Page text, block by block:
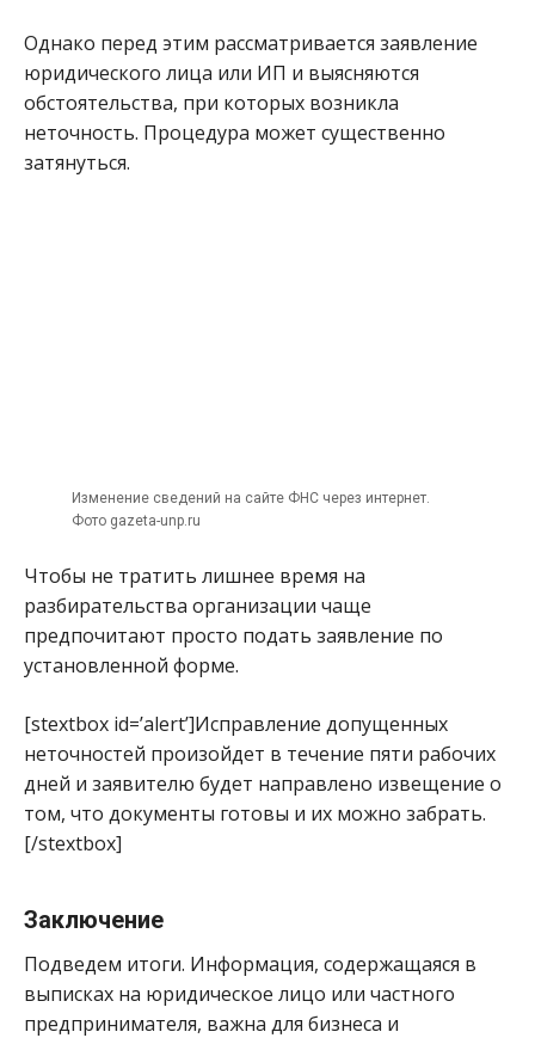
Однако перед этим рассматривается заявление
юридического лица или ИП и выясняются
обстоятельства, при которых возникла
неточность. Процедура может существенно
затянуться.
Изменение сведений на сайте ФНС через интернет.
Фото gazeta-unp.ru
Чтобы не тратить лишнее время на
разбирательства организации чаще
предпочитают просто подать заявление по
установленной форме.
[stextbox id=’alert’]Исправление допущенных
неточностей произойдет в течение пяти рабочих
дней и заявителю будет направлено извещение о
том, что документы готовы и их можно забрать.
[/stextbox]
Заключение
Подведем итоги. Информация, содержащаяся в
выписках на юридическое лицо или частного
предпринимателя, важна для бизнеса и